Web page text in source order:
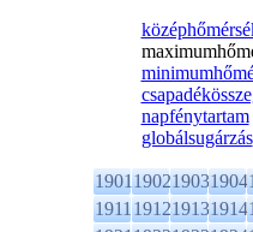
napfénytartam
globálsugárzás
1901190219031904
1911191219131914